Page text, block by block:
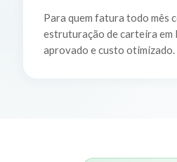
Para quem fatura todo mês
estruturação de carteira em
aprovado e custo otimizado.